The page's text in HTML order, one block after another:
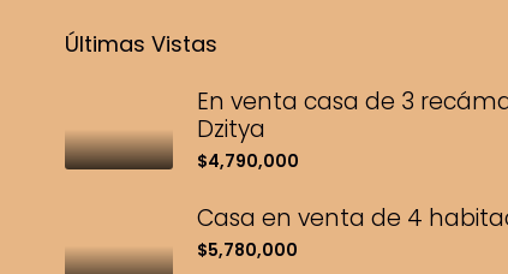
Últimas Vistas
En venta casa de 3
Dzitya
$4,790,000
Casa en venta de 4
$5,780,000